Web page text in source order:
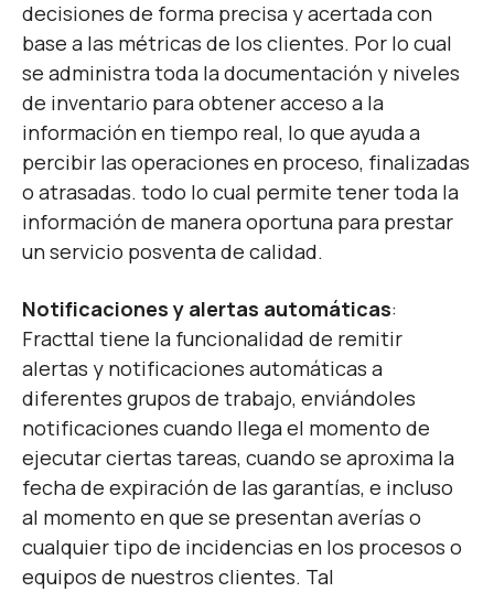
decisiones de forma precisa y acertada con
base a las métricas de los clientes. Por lo cual
se administra toda la documentación y niveles
de inventario para obtener acceso a la
información en tiempo real, lo que ayuda a
percibir las operaciones en proceso, finalizadas
o atrasadas. todo lo cual permite tener toda la
información de manera oportuna para prestar
un servicio posventa de calidad.
Notificaciones y alertas automáticas:
Fracttal tiene la funcionalidad de remitir
alertas y notificaciones automáticas a
diferentes grupos de trabajo, enviándoles
notificaciones cuando llega el momento de
ejecutar ciertas tareas, cuando se aproxima la
fecha de expiración de las garantías, e incluso
al momento en que se presentan averías o
cualquier tipo de incidencias en los procesos o
equipos de nuestros clientes. Tal